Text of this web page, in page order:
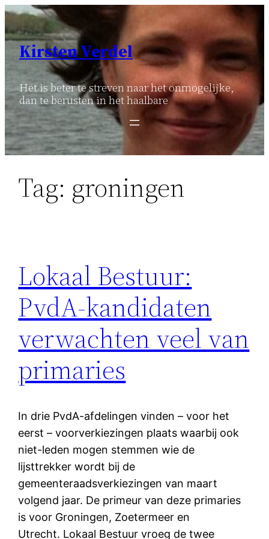
Ga
naar
inhoud
Kirsten Verdel
Het is beter te streven naar het onmogelijke,
dan te berusten in het haalbare
Tag: groningen
Lokaal Bestuur:
PvdA-kandidaten
verwachten veel van
primaries
In drie PvdA-afdelingen vinden – voor het
eerst – voorverkiezingen plaats waarbij ook
niet-leden mogen stemmen wie de
lijsttrekker wordt bij de
gemeenteraadsverkiezingen van maart
volgend jaar. De primeur van deze primaries
is voor Groningen, Zoetermeer en
Utrecht. Lokaal Bestuur vroeg de twee